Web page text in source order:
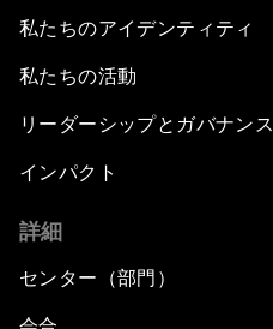
私たちのアイデンティティ
私たちの活動
リーダーシップとガバナンス
インパクト
詳細
センター（部門）